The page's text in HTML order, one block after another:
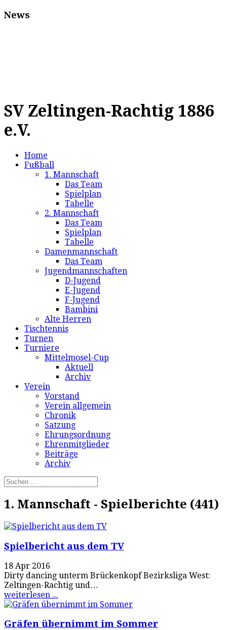
News
SV Zeltingen-Rachtig 1886
e.V.
Home
Fußball
1. Mannschaft
Das Team
Spielplan
Tabelle
2. Mannschaft
Das Team
Spielplan
Tabelle
Damenmannschaft
Das Team
Jugendmannschaften
D-Jugend
E-Jugend
F-Jugend
Bambini
Alte Herren
Tischtennis
Turnen
Turniere
Mittelmosel-Cup
Aktuell
Archiv
Verein
Vorstand
Verein allgemein
Chronik
Satzung
Ehrungsordnung
Ehrenmitglieder
Beiträge
Archiv
1. Mannschaft - Spielberichte (441)
Spielbericht aus dem TV
18 Apr 2016
Dirty dancing unterm Brückenkopf Bezirksliga West:
Zeltingen-Rachtig und…
weiterlesen ...
Gräfen übernimmt im Sommer